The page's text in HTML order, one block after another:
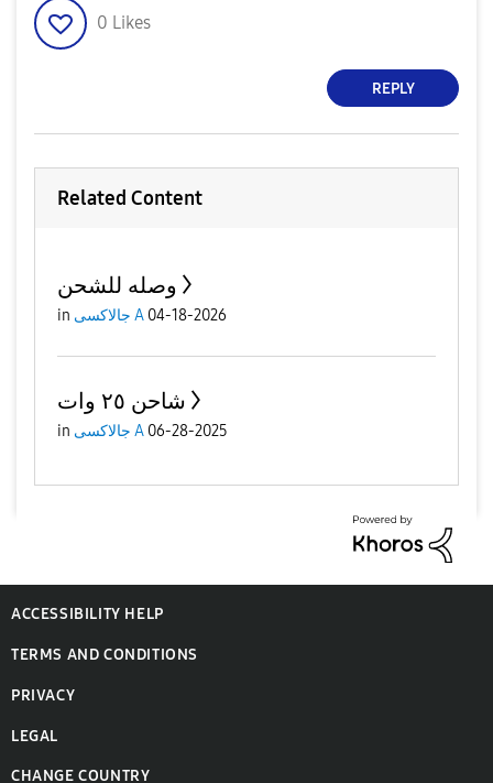
0 Likes
REPLY
Related Content
وصله للشحن
in جالاكسى A 04-18-2026
شاحن ٢٥ وات
in جالاكسى A 06-28-2025
ACCESSIBILITY HELP
TERMS AND CONDITIONS
PRIVACY
LEGAL
CHANGE COUNTRY